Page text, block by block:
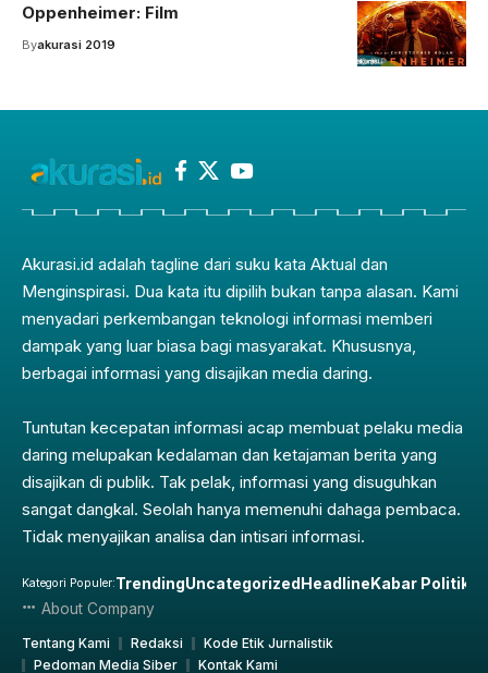
Oppenheimer: Film
Byakurasi 2019
Akurasi.id adalah tagline dari suku kata Aktual dan
Menginspirasi. Dua kata itu dipilih bukan tanpa alasan. Kami
menyadari perkembangan teknologi informasi memberi
dampak yang luar biasa bagi masyarakat. Khususnya,
berbagai informasi yang disajikan media daring.
Tuntutan kecepatan informasi acap membuat pelaku media
daring melupakan kedalaman dan ketajaman berita yang
disajikan di publik. Tak pelak, informasi yang disuguhkan
sangat dangkal. Seolah hanya memenuhi dahaga pembaca.
Tidak menyajikan analisa dan intisari informasi.
Kategori Populer:TrendingUncategorizedHeadlineKabar Politik
About Company
Tentang Kami Redaksi
Kode Etik Jurnalistik
Pedoman Media Siber
Kontak Kami